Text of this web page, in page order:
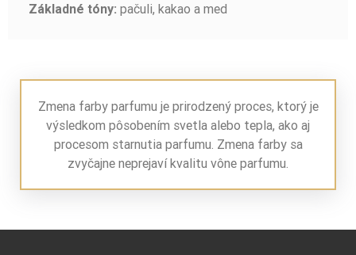
Základné tóny: pačuli, kakao a med
Zmena farby parfumu je prirodzený proces, ktorý je
výsledkom pôsobením svetla alebo tepla, ako aj
procesom starnutia parfumu. Zmena farby sa
zvyčajne neprejaví kvalitu vône parfumu.